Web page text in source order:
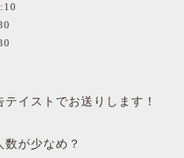
イストでお送りします！
が少なめ？